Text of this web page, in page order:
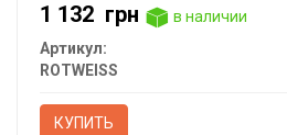
1 132 грн
в наличии
Артикул:
ROTWEISS
КУПИТЬ